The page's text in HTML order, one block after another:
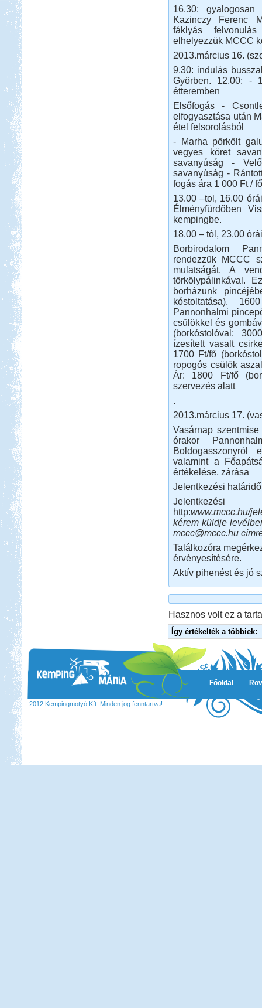
16.30:
Kazinczy Ferenc
fáklyás
elhelyezzük MCCC
2013.március 16.
9.30: indulás
Györben. 12.00: -
étteremben
Elsőfogás -
elfogyasztása után
étel felsorolásból
- Marha pörkölt
vegyes köret
savanyúság -
savanyúság -
fogás ára 1 000 Ft / fő
13.00 –tol, 16.00
Élményfürdőben
kempingbe.
18.00 – tól, 23.00
Borbirodalom
rendezzük MCCC
mulatságát. A
törkölypálinkával.
borházunk
kóstoltatása).
Pannonhalmi
csülökkel és
(borkóstolóval:
ízesített vasalt
1700 Ft/fő
ropogós csülök
Ár: 1800 Ft/fő
szervezés alatt
.
2013.március 17.
Vasárnap
órakor
Boldogasszonyról
valamint a
értékelése, zárása
Jelentkezési
http:www.mccc.hu/
kérem küldje
mccc@mccc.hu
Találkozóra
érvényesítésére.
Aktív pihenést és jó
Hasznos volt ez a
Így értékelték a többiek:
Főoldal
2012 Kempingmotyó Kft. Minden jog fenntartva!